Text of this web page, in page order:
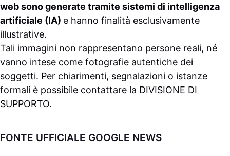
web sono generate tramite sistemi di intelligenza
artificiale (IA) e hanno finalità esclusivamente
illustrative.
Tali immagini non rappresentano persone reali, né
vanno intese come fotografie autentiche dei
soggetti. Per chiarimenti, segnalazioni o istanze
formali è possibile contattare la DIVISIONE DI
SUPPORTO.
FONTE UFFICIALE GOOGLE NEWS